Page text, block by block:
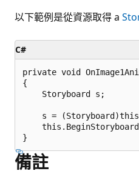
以下範例是從資源取得 a
C#
private void
{
    Storyboard s;
s =
備註